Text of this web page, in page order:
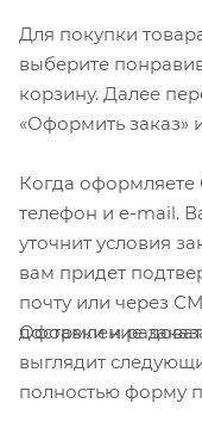
ботинок:
возможность
шнуровка
прилегать к ноге,
дополнительно
Характеристики:
Предназначение:
Материалы:
полиамида;
синтетическая кожа
Сезон: весна/лето/
Для покупки
выберите
корзину. Далее
«Оформить заказ»
Когда
телефон и e-mail.
уточнит условия
вам придет
почту или через
доставки и
Оформление
выглядит
полностью форму